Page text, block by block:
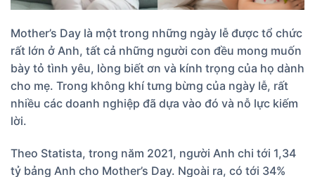
Mother’s Day là một trong những ngày lễ được tổ chức
rất lớn ở Anh, tất cả những người con đều mong muốn
bày tỏ tình yêu, lòng biết ơn và kính trọng của họ dành
cho mẹ. Trong không khí tưng bừng của ngày lễ, rất
nhiều các doanh nghiệp đã dựa vào đó và nỗ lực kiếm
lời.
Theo Statista, trong năm 2021, người Anh chi tới 1,34
tỷ bảng Anh cho Mother’s Day. Ngoài ra, có tới 34%